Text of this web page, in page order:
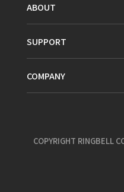
ABOUT
SUPPORT
COMPANY
COPYRIGHT RINGBELL